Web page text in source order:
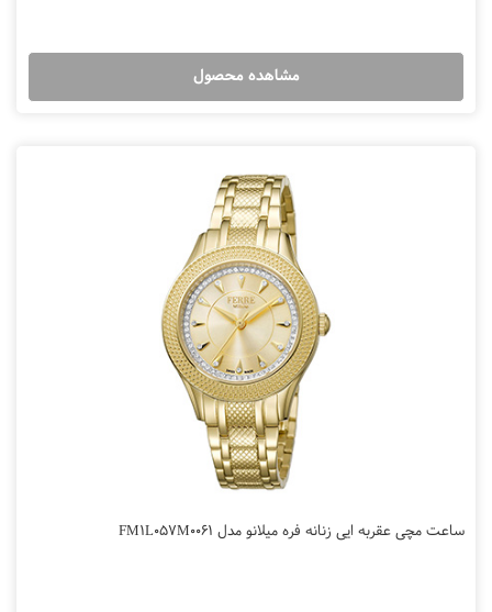
مشاهده محصول
ساعت مچی عقربه ایی زنانه فره میلانو مدل FM1L057M0061